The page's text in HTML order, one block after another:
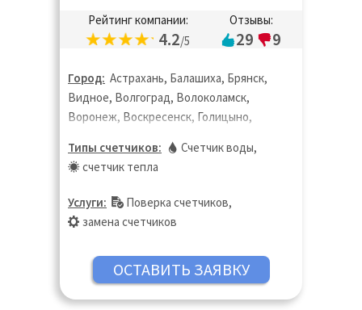
Рейтинг компании:
4.2/5
Отзывы:
29 9
Город: Астрахань, Балашиха, Брянск,
Видное, Волгоград, Волоколамск,
Воронеж, Воскресенск, Голицыно,
Дмитров, Долгопрудный, Домодедово,
Дубна, Екатеринбург, Жуковский,
Зарайск, Звенигород, Иваново,
Ивантеевка, Ижевск, Истра, Казань,
Калининград, Калуга, Кашира, Кинешма,
Киров, Клин, Коломна, Королёв,
Кострома, Котельники, Красногорск,
Краснодар, Краснодар, Краснозаводск,
Типы счетчиков: Счетчик воды,
счетчик тепла
Услуги: Поверка счетчиков,
замена счетчиков